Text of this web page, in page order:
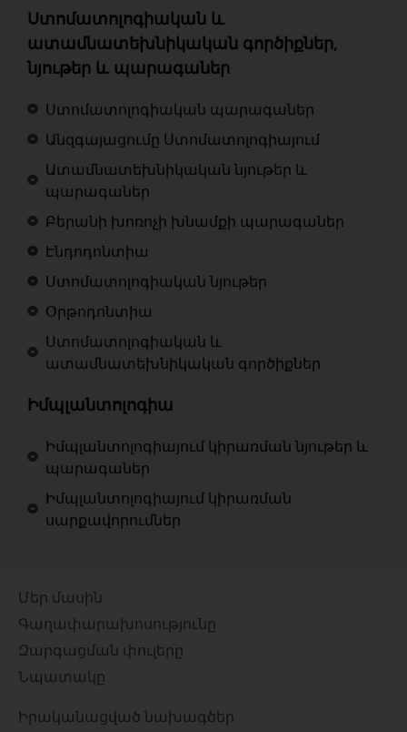
Ստոմատոլոգիական և
ատամնատեխնիկական գործիքներ,
նյութեր և պարագաներ
Ստոմատոլոգիական պարագաներ
Անզգայացումը Ստոմատոլոգիայում
Ատամնատեխնիկական նյութեր և
պարագաներ
Բերանի խոռոչի խնամքի պարագաներ
Էնդոդոնտիա
Ստոմատոլոգիական նյութեր
Օրթոդոնտիա
Ստոմատոլոգիական և
ատամնատեխնիկական գործիքներ
Իմպլանտոլոգիա
Իմպլանտոլոգիայում կիրառման նյութեր և
պարագաներ
Իմպլանտոլոգիայում կիրառման
սարքավորումներ
Մեր մասին
Գաղափարախոսությունը
Զարգացման փուլերը
Նպատակը
Իրականացված նախագծեր